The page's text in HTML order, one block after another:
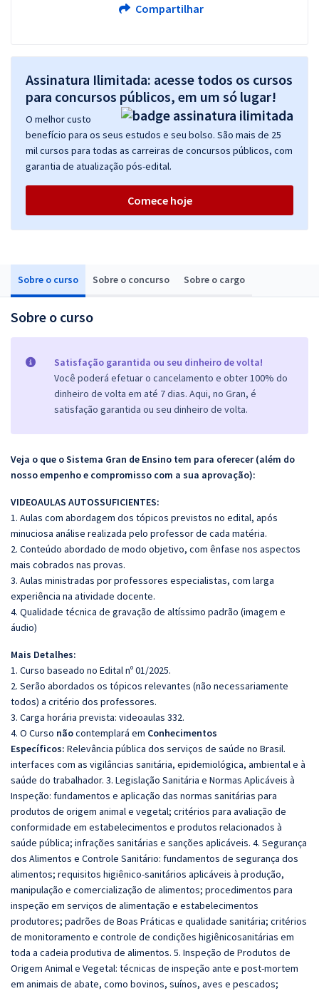
Sobre o curso Sobre o concurso Sobre o cargo
Sobre o curso
Satisfação garantida ou seu dinheiro de volta!
Você poderá efetuar o cancelamento e obter 100% do
dinheiro de volta em até 7 dias. Aqui, no Gran, é
satisfação garantida ou seu dinheiro de volta.
Veja o que o Sistema Gran de Ensino tem para oferecer (além do
nosso empenho e compromisso com a sua aprovação):
VIDEOAULAS AUTOSSUFICIENTES:
1. Aulas com abordagem dos tópicos previstos no edital, após
minuciosa análise realizada pelo professor de cada matéria.
2. Conteúdo abordado de modo objetivo, com ênfase nos aspectos
mais cobrados nas provas.
3. Aulas ministradas por professores especialistas, com larga
experiência na atividade docente.
4. Qualidade técnica de gravação de altíssimo padrão (imagem e
áudio)
Mais Detalhes:
1. Curso baseado no Edital nº 01/2025.
2. Serão abordados os tópicos relevantes (não necessariamente
todos) a critério dos professores.
3. Carga horária prevista: videoaulas 332.
4. O Curso nãocontemplará em Conhecimentos
Específicos: Relevância pública dos serviços de saúde no Brasil.
interfaces com as vigilâncias sanitária, epidemiológica, ambiental e à
saúde do trabalhador. 3. Legislação Sanitária e Normas Aplicáveis à
Inspeção: fundamentos e aplicação das normas sanitárias para
produtos de origem animal e vegetal; critérios para avaliação de
conformidade em estabelecimentos e produtos relacionados à
saúde pública; infrações sanitárias e sanções aplicáveis. 4. Segurança
dos Alimentos e Controle Sanitário: fundamentos de segurança dos
alimentos; requisitos higiênico-sanitários aplicáveis à produção,
manipulação e comercialização de alimentos; procedimentos para
inspeção em serviços de alimentação e estabelecimentos
produtores; padrões de Boas Práticas e qualidade sanitária; critérios
de monitoramento e controle de condições higiênicosanitárias em
toda a cadeia produtiva de alimentos. 5. Inspeção de Produtos de
Origem Animal e Vegetal: técnicas de inspeção ante e post-mortem
em animais de abate, como bovinos, suínos, aves e pescados;
Compartilhar
Assinatura Ilimitada: acesse todos os cursos
para concursos públicos, em um só lugar!
O melhor custo
benefício para os seus estudos e seu bolso. São mais de 25
mil cursos para todas as carreiras de concursos públicos, com
garantia de atualização pós-edital.
Comece hoje